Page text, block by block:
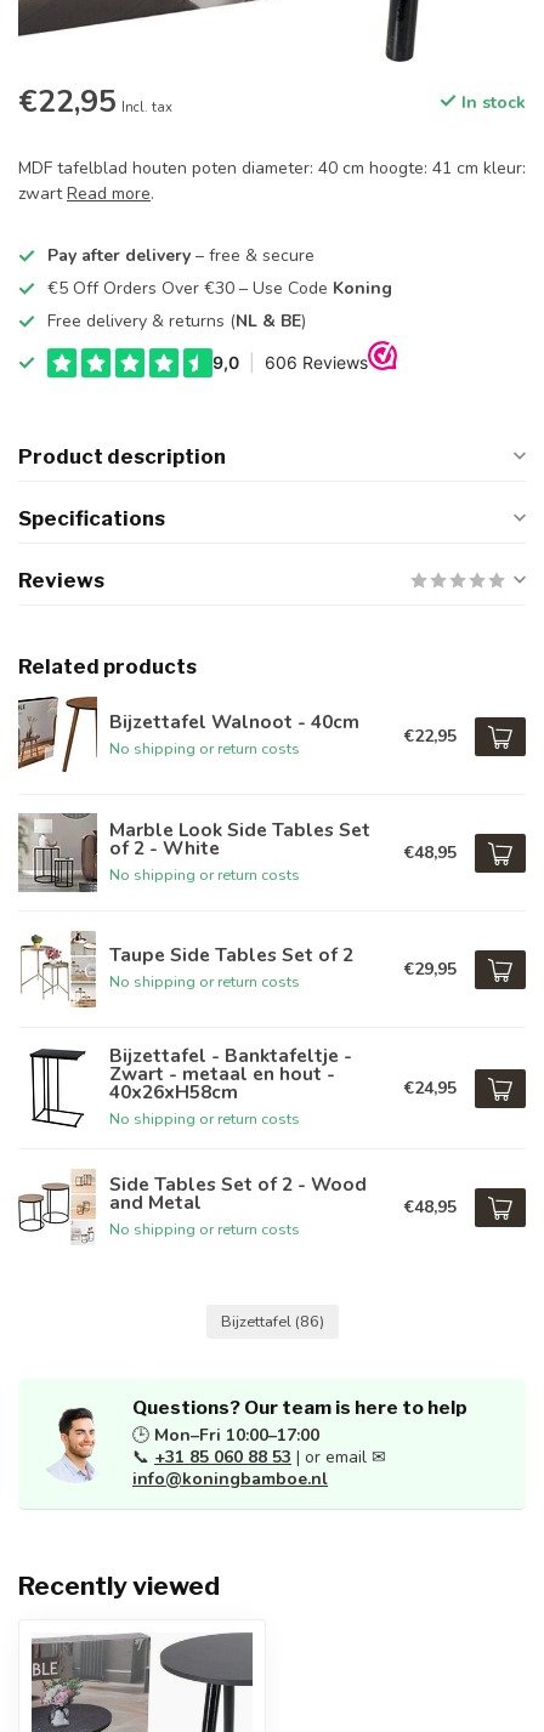
€22,95 Incl. tax In stock
MDF tafelblad houten poten diameter: 40 cm hoogte: 41 cm kleur:
zwartRead more.
Pay after delivery – free & secure
€5 Off Orders Over €30 – Use Code Koning
Free delivery & returns (NL & BE)
Product description
Specifications
Reviews
Related products
Bijzettafel Walnoot - 40cm
No shipping or return costs
€22,95
Marble Look Side Tables Set
of 2 - White
No shipping or return costs
€48,95
Taupe Side Tables Set of 2
No shipping or return costs
€29,95
Bijzettafel - Banktafeltje -
Zwart - metaal en hout -
40x26xH58cm
No shipping or return costs
€24,95
Side Tables Set of 2 - Wood
and Metal
No shipping or return costs
€48,95
Bijzettafel (86)
Questions? Our team is here to help
🕒 Mon–Fri 10:00–17:00
📞 +31 85 060 88 53 | or email ✉
info@koningbamboe.nl
Recently viewed